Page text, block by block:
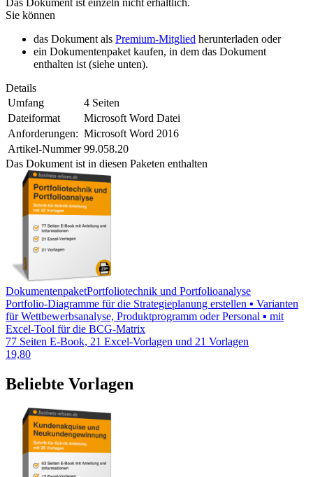
Das Dokument ist einzeln nicht erhältlich.
Sie können
das Dokument als Premium-Mitglied herunterladen oder
ein Dokumentenpaket kaufen, in dem das Dokument
enthalten ist (siehe unten).
Details
Umfang
4 Seiten
Dateiformat
Microsoft Word Datei
Anforderungen: Microsoft Word 2016
Artikel-Nummer 99.058.20
Das Dokument ist in diesen Paketen enthalten
DokumentenpaketPortfoliotechnik und Portfolioanalyse
Portfolio-Diagramme für die Strategieplanung erstellen ▪ Varianten
für Wettbewerbsanalyse, Produktprogramm oder Personal ▪ mit
Excel-Tool für die BCG-Matrix
77 Seiten E-Book, 21 Excel-Vorlagen und 21 Vorlagen
19,80
Beliebte Vorlagen